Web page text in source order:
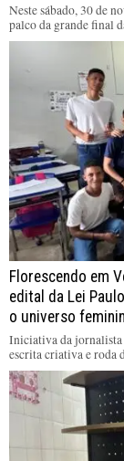
Neste sábado, 30 de
palco da grande final
Florescendo em
edital da Lei
o universo
Iniciativa da jornalista
escrita criativa e roda